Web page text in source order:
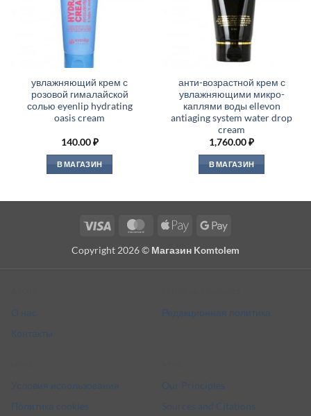
увлажняющий крем с
розовой гималайской
солью eyenlip hydrating
oasis cream
140.00₽
В МАГАЗИН
анти-возрастной крем с
увлажняющими микро-
каплями воды ellevon
antiaging system water drop
cream
1,760.00₽
В МАГАЗИН
Visa MasterCardApple
Google
Copyright 2026 © Магазин Komtolem
О нас
Контакты
Редакционная политика
Условия использования
Политика cookies
Our Principles
Sources and Citations